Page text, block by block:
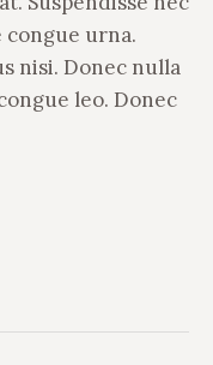
urna.
nisi. Donec nulla
leo. Donec